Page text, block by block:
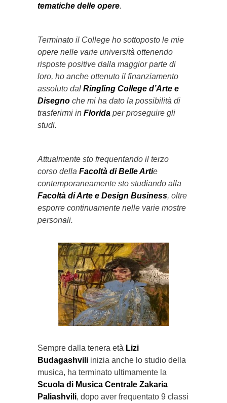
tematiche delle opere.
Terminato il College ho sottoposto le mie
opere nelle varie università ottenendo
risposte positive dalla maggior parte di
loro, ho anche ottenuto il finanziamento
assoluto dal Ringling College d’Arte e
Disegno che mi ha dato la possibilità di
trasferirmi in Florida per proseguire gli
studi.
Attualmente sto frequentando il terzo
corso della Facoltà di Belle Artie
contemporaneamente sto studiando alla
Facoltà di Arte e Design Business, oltre
esporre continuamente nelle varie mostre
personali.
Sempre dalla tenera età Lizi
Budagashvili inizia anche lo studio della
musica, ha terminato ultimamente la
Scuola di Musica Centrale Zakaria
Paliashvili, dopo aver frequentato 9 classi